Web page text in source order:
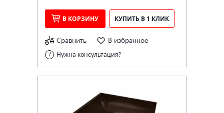
В КОРЗИНУ КУПИТЬ В 1 КЛИК
Сравнить В избранное
Нужна консультация?